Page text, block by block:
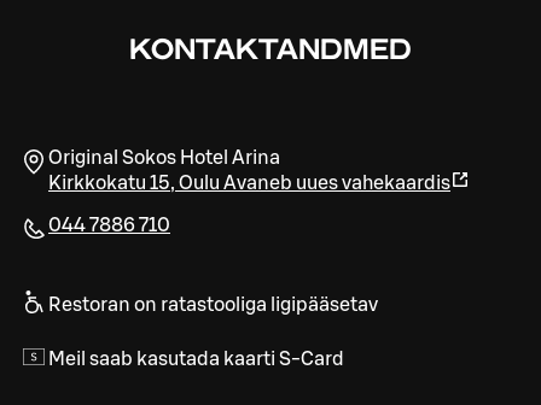
KONTAKTANDMED
Original Sokos Hotel Arina
Kirkkokatu 15, Oulu Avaneb uues vahekaardis
044 7886 710
Restoran on ratastooliga ligipääsetav
Meil saab kasutada kaarti S-Card